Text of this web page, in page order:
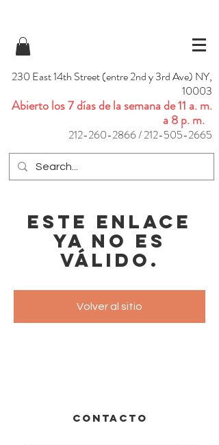
230 East 14th Street (entre 2nd y 3rd Ave) NY,
10003
Abierto los 7 días de la semana de 11 a. m.
a 8 p. m.
212-260-2866/212-505-2665
Este enlace
ya no es
válido.
Volver al sitio
CONTACTO